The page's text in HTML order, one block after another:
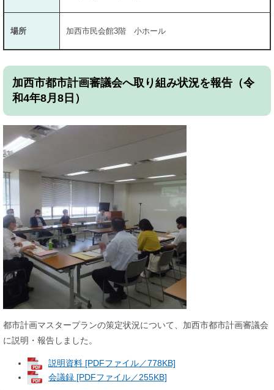
場所 加西市民会館3階 小ホール
加西市都市計画審議会へ取り組み状況を報告（令
和4年8月8日）
都市計画マスタープランの策定状況について、加西市都市計画審議会
に説明・報告しました。
説明資料 [PDFファイル／778KB]
会議録 [PDFファイル／255KB]